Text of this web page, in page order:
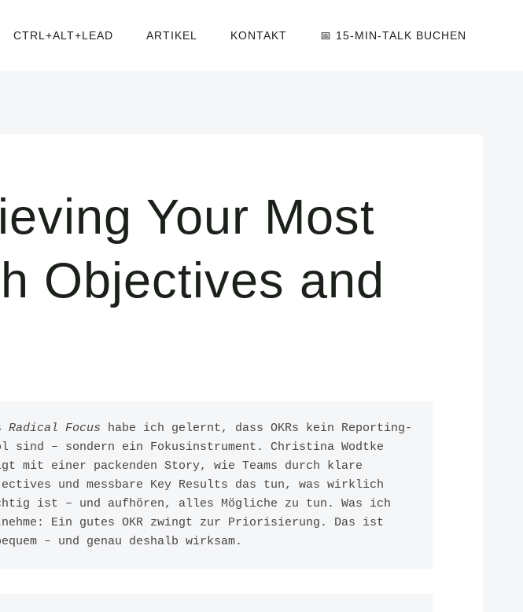
CTRL+ALT+LEAD ARTIKEL KONTAKT 📅 15-MIN-TALK BUCHEN
Your Most
Objectives and
Radical Focus habe ich gelernt, dass OKRs kein Reporting-
sind – sondern ein Fokusinstrument. Christina Wodtke
mit einer packenden Story, wie Teams durch klare
und messbare Key Results das tun, was wirklich
ist – und aufhören, alles Mögliche zu tun. Was ich
Ein gutes OKR zwingt zur Priorisierung. Das ist
– und genau deshalb wirksam.